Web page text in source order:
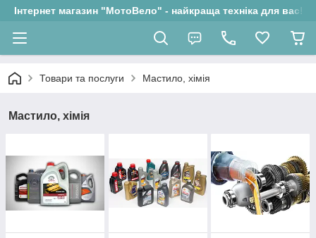
Інтернет магазин "МотоВело" - найкраща техніка для вас!
Товари та послуги Мастило, хімія
Мастило, хімія